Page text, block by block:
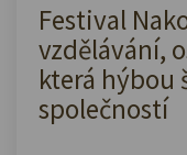
Festival
vzdělávání,
která hýbou
společností